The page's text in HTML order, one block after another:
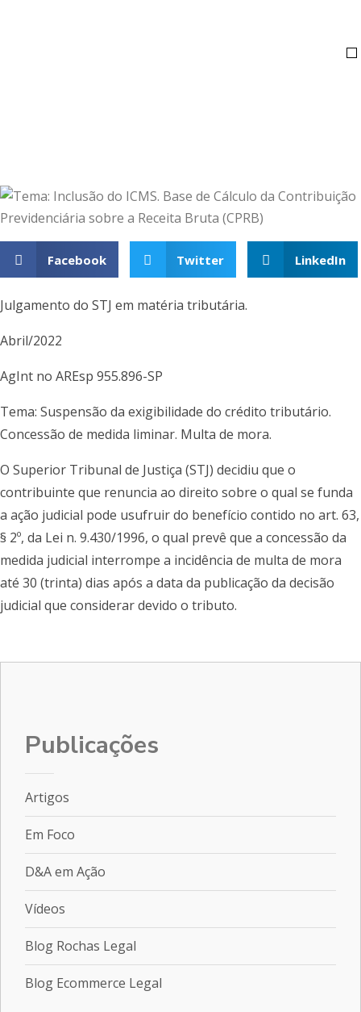
Facebook Twitter LinkedIn
Julgamento do STJ em matéria tributária.
Abril/2022
AgInt no AREsp 955.896-SP
Tema: Suspensão da exigibilidade do crédito tributário.
Concessão de medida liminar. Multa de mora.
O Superior Tribunal de Justiça (STJ) decidiu que o
contribuinte que renuncia ao direito sobre o qual se funda
a ação judicial pode usufruir do benefício contido no art. 63,
§ 2º, da Lei n. 9.430/1996, o qual prevê que a concessão da
medida judicial interrompe a incidência de multa de mora
até 30 (trinta) dias após a data da publicação da decisão
judicial que considerar devido o tributo.
Publicações
Artigos
Em Foco
D&A em Ação
Vídeos
Blog Rochas Legal
Blog Ecommerce Legal